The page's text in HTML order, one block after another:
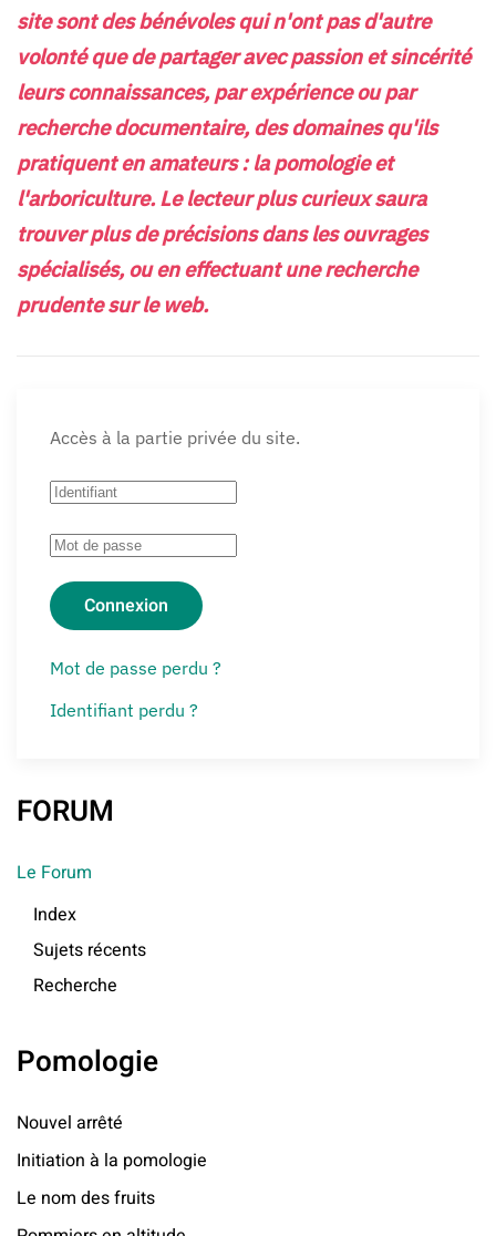
site sont des bénévoles qui n'ont pas d'autre
volonté que de partager avec passion et sincérité
leurs connaissances, par expérience ou par
recherche documentaire, des domaines qu'ils
pratiquent en amateurs : la pomologie et
l'arboriculture. Le lecteur plus curieux saura
trouver plus de précisions dans les ouvrages
spécialisés, ou en effectuant une recherche
prudente sur le web.
Accès à la partie privée du site.
Connexion
Mot de passe perdu ?
Identifiant perdu ?
FORUM
Le Forum
Index
Sujets récents
Recherche
Pomologie
Nouvel arrêté
Initiation à la pomologie
Le nom des fruits